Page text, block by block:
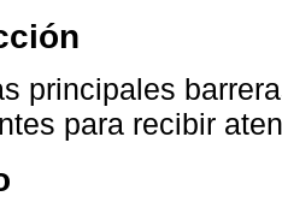
principales
para recibir